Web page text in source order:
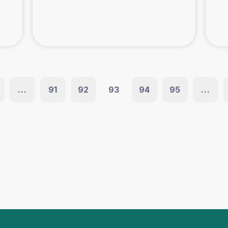
... 91 92 93 94 95 ...